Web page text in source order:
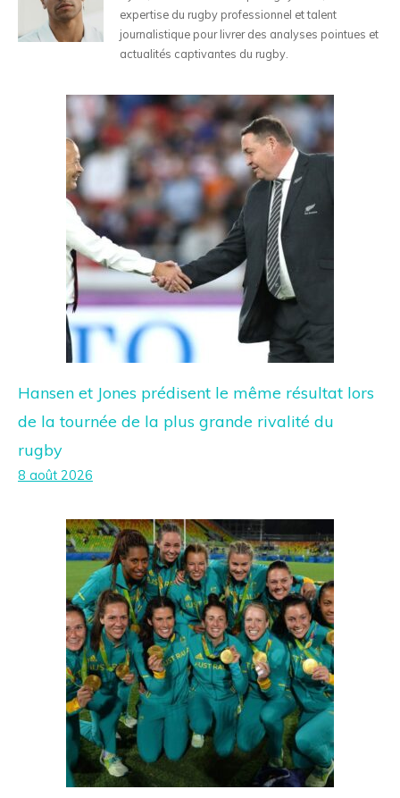
expertise du rugby professionnel et talent
journalistique pour livrer des analyses pointues et
actualités captivantes du rugby.
Hansen et Jones prédisent le même résultat lors
de la tournée de la plus grande rivalité du
rugby
8 août 2026